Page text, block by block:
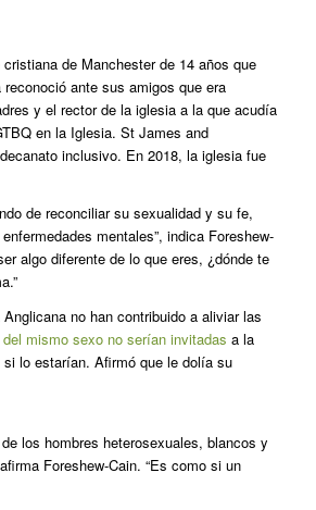
de Manchester de 14 años que
ante sus amigos que era
y el rector de la iglesia a la que acudía
en la Iglesia. St James and
inclusivo. En 2018, la iglesia fue
de reconciliar su sexualidad y su fe,
mentales”, indica Foreshew-
algo diferente de lo que eres, ¿dónde te
no han contribuido a aliviar las
mismo sexo no serían invitadas a la
lo estarían. Afirmó que le dolía su
los hombres heterosexuales, blancos y
Foreshew-Cain. “Es como si un